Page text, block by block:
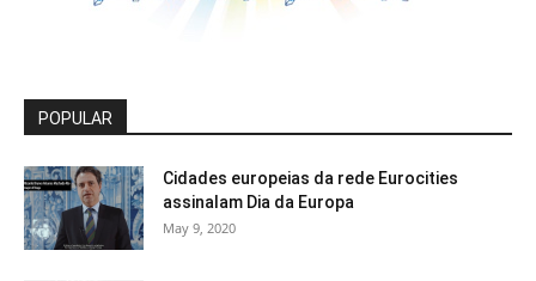
POPULAR
Cidades europeias da rede Eurocities
assinalam Dia da Europa
May 9, 2020